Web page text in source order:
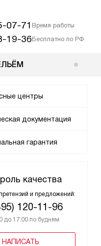
07-71 Время работы
19-36Бесплатно по РФ
центры
документация
гарантия
качества
и предложений:
120-11-96
до 17:00 по будням
НАПИСАТЬ